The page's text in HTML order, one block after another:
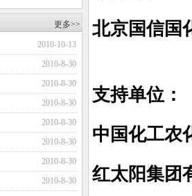
更多>>
2010-10-13
2010-8-30
2010-8-30
2010-8-30
2010-8-30
2010-8-30
2010-8-30
2010-8-30
北京国信国
支持单位：
中国化工农
红太阳集团